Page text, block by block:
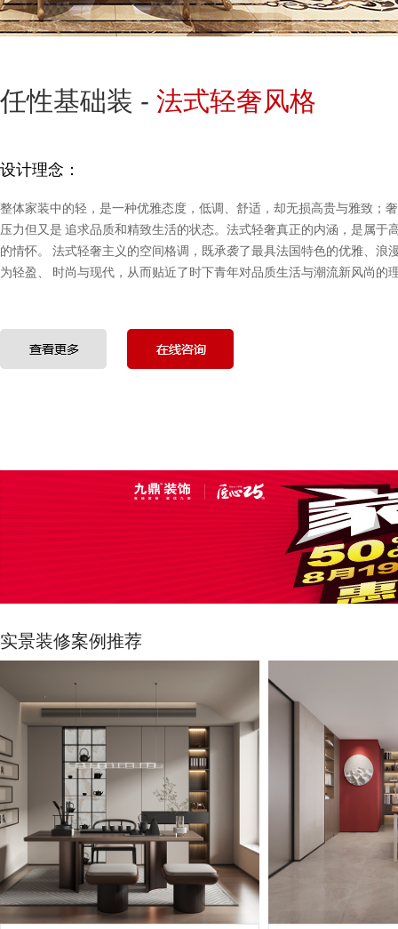
任性基础装 - 法式轻奢风格
设计理念：
整体家装中的轻，是一种优雅态度，低调、舒适，却无损高贵与雅致；
压力但又是 追求品质和精致生活的状态。法式轻奢真正的内涵，是属于
的情怀。 法式轻奢主义的空间格调，既承袭了最具法国特色的优雅、浪
为轻盈、 时尚与现代，从而贴近了时下青年对品质生活与潮流新风尚的
实景装修案例推荐